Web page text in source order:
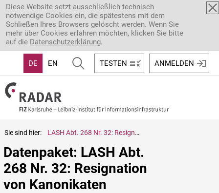
Direkt zum Inhalt
Diese Website setzt ausschließlich technisch
notwendige Cookies ein, die spätestens mit dem
Schließen Ihres Browsers gelöscht werden. Wenn Sie
mehr über Cookies erfahren möchten, klicken Sie bitte
auf die Datenschutzerklärung.
DE EN TESTEN ANMELDEN
Sie sind hier: LASH Abt. 268 Nr. 32: Resignation von Kanonikaten
Datenpaket: LASH Abt.
268 Nr. 32: Resignation
von Kanonikaten